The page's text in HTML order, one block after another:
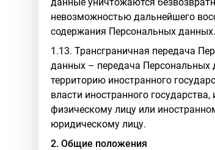
невозможностью дальнейшего
содержания Персональных данных.
1.13. Трансграничная передача
данных – передача Персональных
территорию иностранного
власти иностранного
физическому лицу или
юридическому лицу.
2. Общие положения